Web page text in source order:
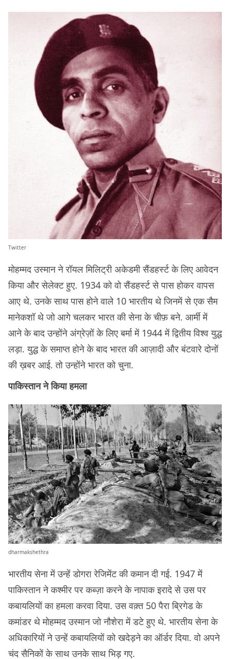
Twitter
मोहम्मद उस्मान ने रॉयल मिलिट्री अकेडमी सैंडहर्स्ट के लिए आवेदन
किया और सेलेक्ट हुए. 1934 को वो सैंडहर्स्ट से पास होकर वापस
आए थे. उनके साथ पास होने वाले 10 भारतीय थे जिनमें से एक सैम
मानेकशॉ थे जो आगे चलकर भारत की सेना के चीफ़ बने. आर्मी में
आने के बाद उन्होंने अंग्रेज़ों के लिए बर्मा में 1944 में द्वितीय विश्व युद्ध
लड़ा. युद्ध के समाप्त होने के बाद भारत की आज़ादी और बंटवारे दोनों
की ख़बर आई. तो उन्होंने भारत को चुना.
पाकिस्तान ने किया हमला
dharmakshethra
भारतीय सेना में उन्हें डोगरा रेजिमेंट की कमान दी गई. 1947 में
पाकिस्तान ने कश्मीर पर कब्ज़ा करने के नापाक इरादे से उस पर
कबायलियों का हमला करवा दिया. उस वक़्त 50 पैरा ब्रिगेड के
कमांडर थे मोहम्मद उस्मान जो नौशेरा में डटे हुए थे. भारतीय सेना के
अधिकारियों ने उन्हें कबायलियों को खदेड़ने का ऑर्डर दिया. वो अपने
चंद सैनिकों के साथ उनके साथ भिड़ गए.